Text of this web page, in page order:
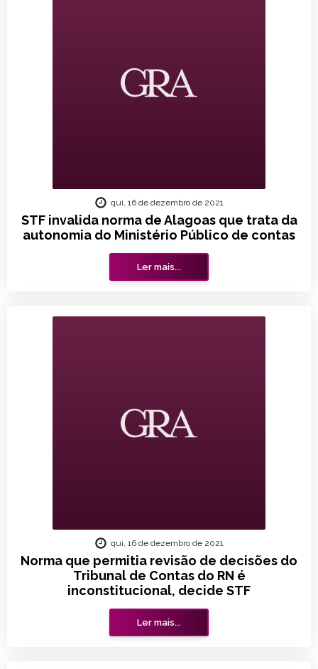
STF invalida norma de Alagoas que trata da
autonomia do Ministério Público de contas
qui, 16 de dezembro de 2021
Ler mais...
Norma que permitia revisão de decisões do
Tribunal de Contas do RN é
inconstitucional, decide STF
qui, 16 de dezembro de 2021
Ler mais...